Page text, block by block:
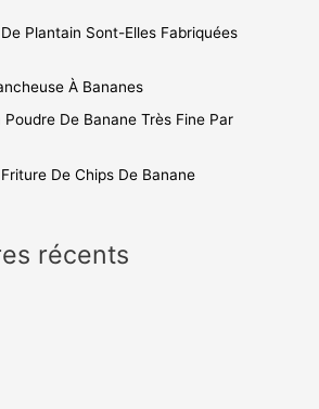
Plantain Sont-Elles Fabriquées
À Bananes
De Banane Très Fine Par
De Chips De Banane
récents